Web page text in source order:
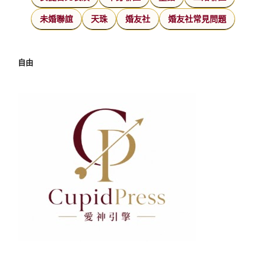
未婚聯誼 天珠 婚友社 婚友社常見問題
自由